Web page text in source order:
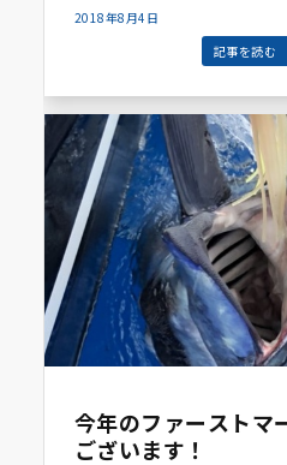
2018年8月4日
記事を読む
今年のファーストマ
ございます！